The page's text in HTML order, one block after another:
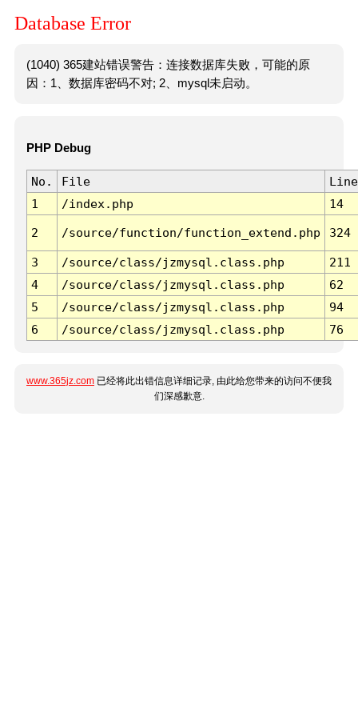
Database Error
(1040) 365建站错误警告：连接数据库失败，可能的原
因：1、数据库密码不对; 2、mysql未启动。
PHP Debug
No. File
Line
1
/index.php 14
2 /source/function/function_extend.php 324
3 /source/class/jzmysql.class.php
211
4
/source/class/jzmysql.class.php
62
5
/source/class/jzmysql.class.php
94
6
/source/class/jzmysql.class.php 76
www.365jz.com 已经将此出错信息详细记录, 由此给您带来的访问不便我
们深感歉意.